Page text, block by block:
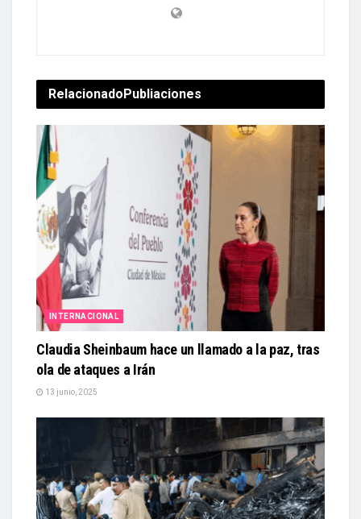
RelacionadoPubliaciones
INTERNACIONAL
Claudia Sheinbaum hace un llamado a la paz, tras
ola de ataques a Irán
13 junio, 2025